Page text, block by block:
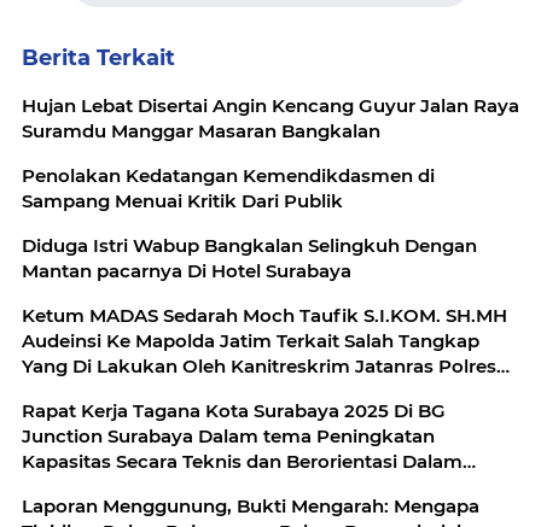
Berita Terkait
Hujan Lebat Disertai Angin Kencang Guyur Jalan Raya
Suramdu Manggar Masaran Bangkalan
Penolakan Kedatangan Kemendikdasmen di
Sampang Menuai Kritik Dari Publik
Diduga Istri Wabup Bangkalan Selingkuh Dengan
Mantan pacarnya Di Hotel Surabaya
Ketum MADAS Sedarah Moch Taufik S.I.KOM. SH.MH
Audeinsi Ke Mapolda Jatim Terkait Salah Tangkap
Yang Di Lakukan Oleh Kanitreskrim Jatanras Polres
Rapat Kerja Tagana Kota Surabaya 2025 ‎Di BG
Junction Surabaya Dalam tema Peningkatan
Kapasitas Secara Teknis dan Berorientasi Dalam
Laporan Menggunung, Bukti Mengarah: Mengapa